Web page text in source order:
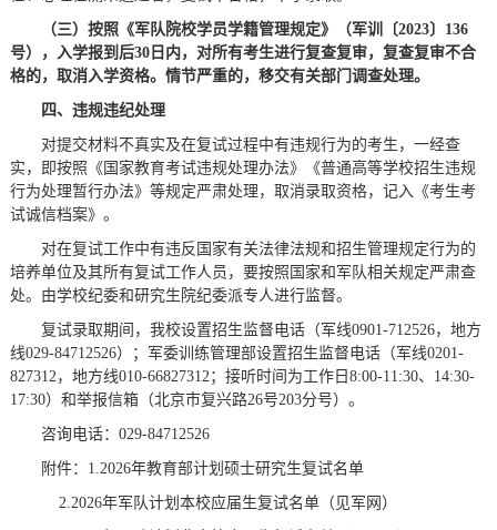
（三） 按照 《军队 院校学员学籍管理规定》
（军训〔2023〕136
号） ， 入学报到后30日 内，对所有考生进行复查复审，复查复审不合
格的， 取消入学资格。 情节严重的，移交有关部门调查处理。
四、违规违纪处理
对提交材料不真实及在复试过程中有违规行为的考生，一经查
实，即按照《国家教育考试违规处理办法》《普通高等学校招生违规
行为处理暂行办法》等规定严肃处理，取消录取资格，记入《考生考
试诚信档案》。
对在复试工作中有违反国家有关法律法规和招生管理规定行为的
培养单位及其所有复试工作人员，要按照国家和军队相关规定严肃查
处。由学校纪委和研究生院纪委派专人进行监督。
复试录取期间，我校设置招生监督电话（军线0901-712526，地方
线029-84712526）；军委训练管理部设置招生监督电话（军线0201-
827312，地方线010-66827312；接听时间为工作日8:00-11:30、14:30-
17:30）和举报信箱（北京市复兴路26号203分号）。
咨询电话：029-84712526
附件：1.2026年教育部计划硕士研究生复试名单
2.2026年军队计划本校应届生复试名单（见军网）